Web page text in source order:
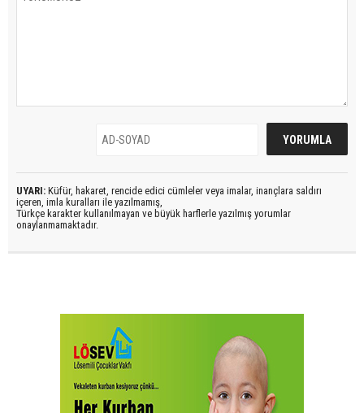
UYARI: Küfür, hakaret, rencide edici cümleler veya imalar, inançlara saldırı
içeren, imla kuralları ile yazılmamış,
Türkçe karakter kullanılmayan ve büyük harflerle yazılmış yorumlar
onaylanmamaktadır.